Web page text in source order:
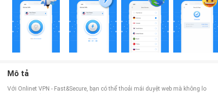
Mô tả
Với Onlinet VPN - Fast&Secure, bạn có thể thoải mái duyệt web mà không lo